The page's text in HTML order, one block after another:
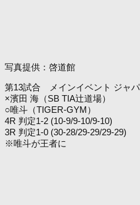
写真提供：啓道館
第13試合 メインイベント ジャ
×濱田 海（SB TIA辻道場）
○唯斗（TIGER-GYM）
4R 判定1-2 (10-9/9-10/9-10)
3R 判定1-0 (30-28/29-29/29-29)
※唯斗が王者に